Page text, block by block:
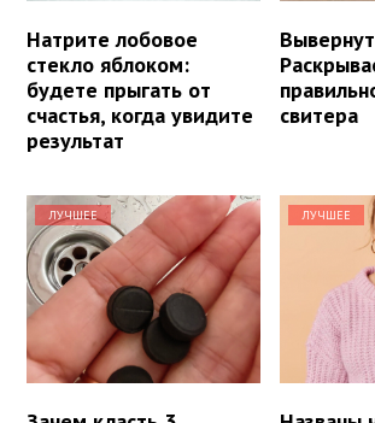
Натрите лобовое
стекло яблоком:
будете прыгать от
счастья, когда увидите
результат
свитера
ЛУЧШЕЕ ЛУЧШЕЕ